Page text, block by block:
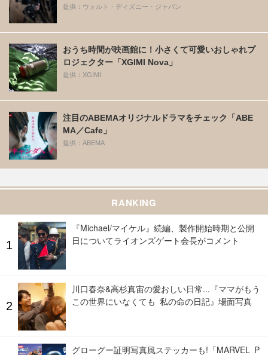
提供：ウォルト・ディズニー・ジャパン
おうち時間が映画館に！小さくて可愛いおしゃれプ
ロジェクター「XGIMI Nova」
提供：XGIMI
注目のABEMAオリジナルドラマをチェック「ABE
MA／Cafe」
提供：ABEMA
RANKING
『Michael/マイケル』続編、製作開始時期と公開
日についてライオンズゲート会長がコメント
川口春奈&高杉真宙の愛おしい日常...『ママがもう
この世界にいなくても 私の命の日記』場面写真
グローグー証明写真風ステッカーも!「MARVEL P